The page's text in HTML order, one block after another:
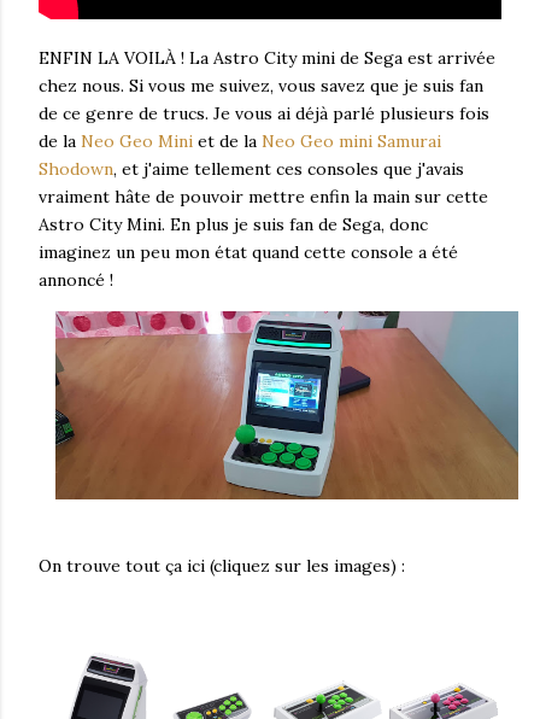
ENFIN LA VOILÀ ! La Astro City mini de Sega est arrivée
chez nous. Si vous me suivez, vous savez que je suis fan
de ce genre de trucs. Je vous ai déjà parlé plusieurs fois
de la Neo Geo Mini et de la Neo Geo mini Samurai
Shodown, et j'aime tellement ces consoles que j'avais
vraiment hâte de pouvoir mettre enfin la main sur cette
Astro City Mini. En plus je suis fan de Sega, donc
imaginez un peu mon état quand cette console a été
annoncé !
On trouve tout ça ici (cliquez sur les images) :